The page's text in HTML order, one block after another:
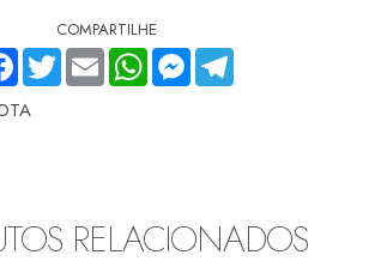
COMPARTILHE
TWITTEREMAIL WHATSAPPMESSENGER
TELEGRAM
RELACIONADOS